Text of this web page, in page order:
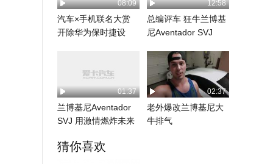
08:09
汽车×手机联名大赏
开除华为保时捷设
12:58
总编评车 狂牛兰博基
尼Aventador SVJ
01:37
兰博基尼Aventador
SVJ 用激情燃炸未来
02:37
老外爆改兰博基尼大
牛排气
猜你喜欢